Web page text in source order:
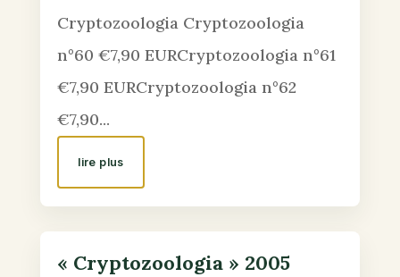
Cryptozoologia Cryptozoologia
n°60 €7,90 EURCryptozoologia n°61
€7,90 EURCryptozoologia n°62
€7,90...
lire plus
« Cryptozoologia » 2005